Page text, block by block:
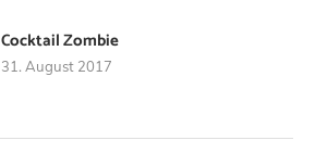
Cocktail Zombie
31. August 2017